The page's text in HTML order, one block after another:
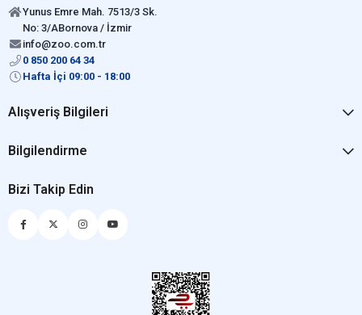
Yunus Emre Mah. 7513/3 Sk.
No: 3/ABornova / İzmir
info@zoo.com.tr
0 850 200 64 34
Hafta İçi 09:00 - 18:00
Alışveriş Bilgileri
Bilgilendirme
Bizi Takip Edin